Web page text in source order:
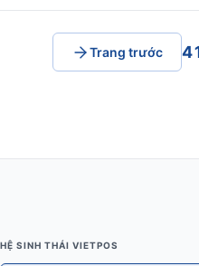
Trang trước
HỆ SINH THÁI VIETPOS